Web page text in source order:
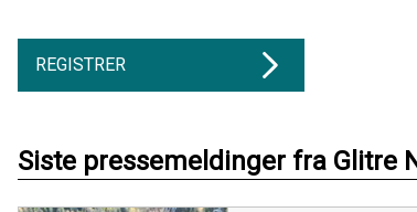
REGISTRER
Siste pressemeldinger fra Glitre